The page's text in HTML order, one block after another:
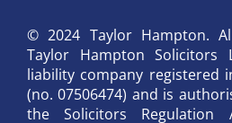
© 2024 Taylor Hampton.
Taylor Hampton
liability company registered
(no. 07506474) and is
the Solicitors Regulation